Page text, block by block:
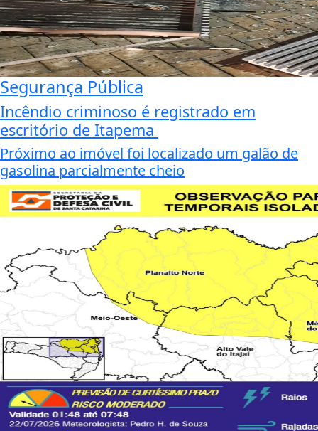
Segurança Pública
Incêndio criminoso é registrado em
escritório de Itapema
Próximo ao imóvel foi localizado um galão de
gasolina parcialmente cheio